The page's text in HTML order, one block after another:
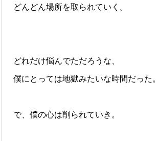
どんどん場所を取られていく。
どれだけ悩んでただろうな、
僕にとっては地獄みたいな時間だった。
で、僕の心は削られていき。